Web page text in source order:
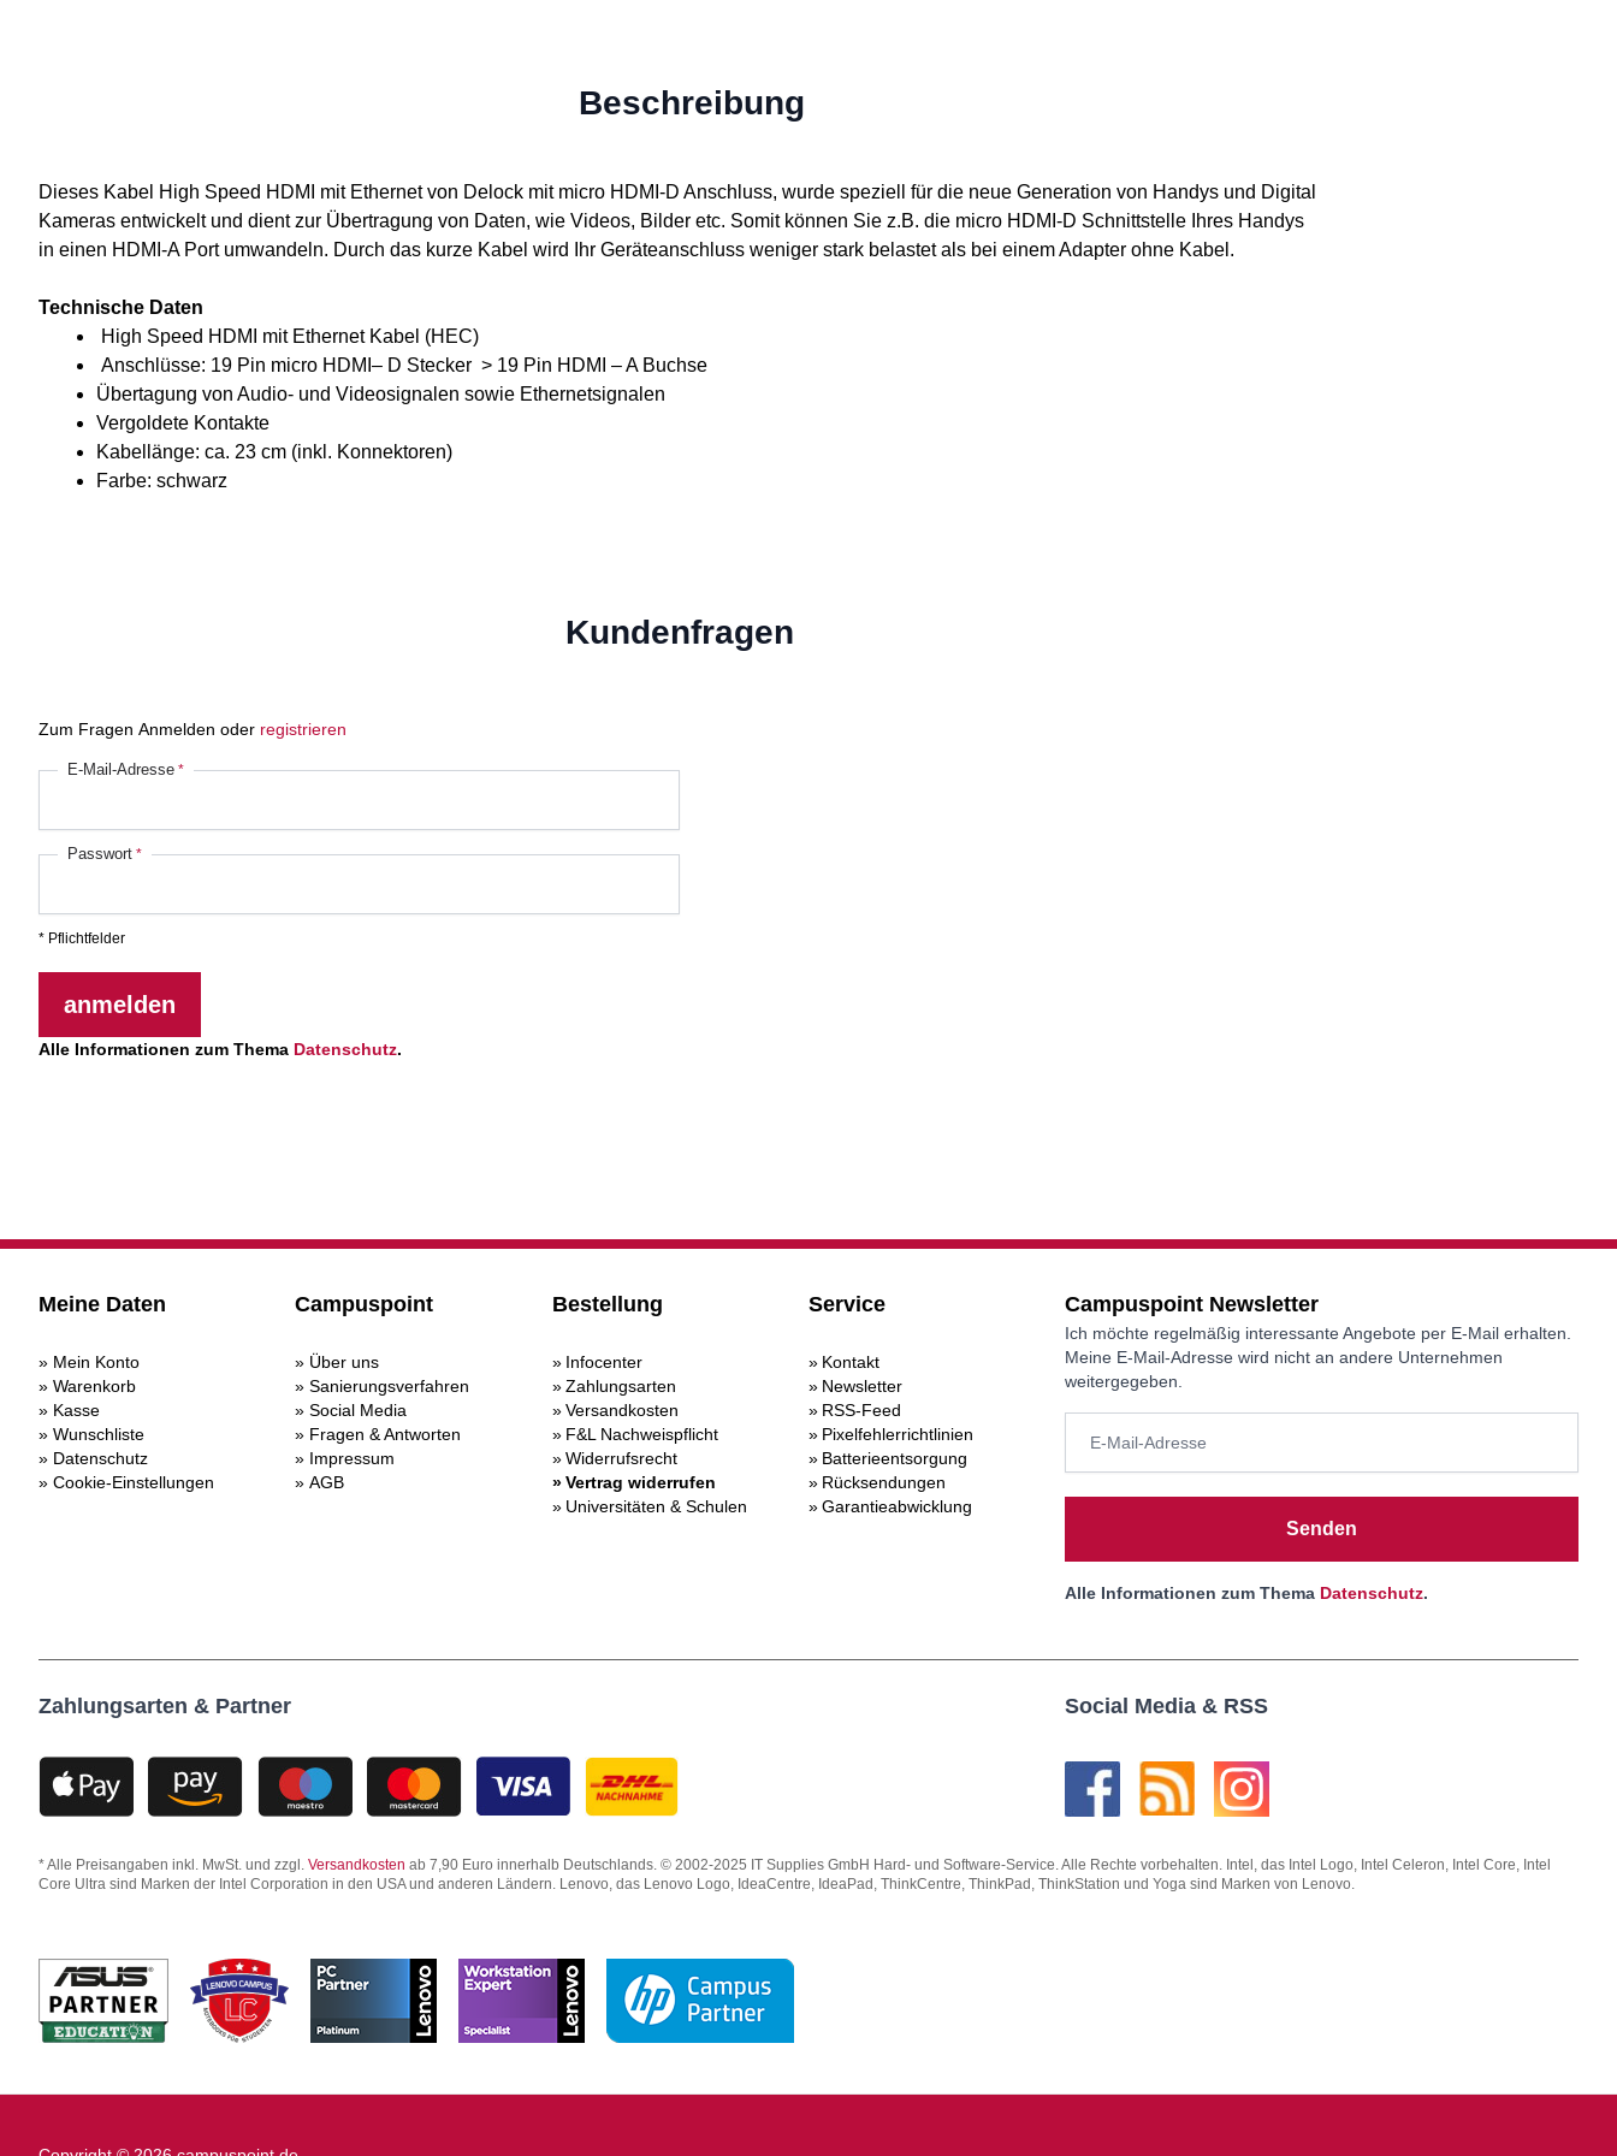
Beschreibung
Dieses Kabel High Speed HDMI mit Ethernet von Delock mit micro HDMI-D Anschluss, wurde speziell für die neue Generation von Handys und Digital
Kameras entwickelt und dient zur Übertragung von Daten, wie Videos, Bilder etc. Somit können Sie z.B. die micro HDMI-D Schnittstelle Ihres Handys
in einen HDMI-A Port umwandeln. Durch das kurze Kabel wird Ihr Geräteanschluss weniger stark belastet als bei einem Adapter ohne Kabel.
Technische Daten
High Speed HDMI mit Ethernet Kabel (HEC)
Anschlüsse: 19 Pin micro HDMI– D Stecker > 19 Pin HDMI – A Buchse
Übertagung von Audio- und Videosignalen sowie Ethernetsignalen
Vergoldete Kontakte
Kabellänge: ca. 23 cm (inkl. Konnektoren)
Farbe: schwarz
Kundenfragen
Zum Fragen Anmelden oder registrieren
E-Mail-Adresse
Passwort
* Pflichtfelder
anmelden
Alle Informationen zum Thema Datenschutz.
Meine Daten
Mein Konto
Warenkorb
Kasse
Wunschliste
Datenschutz
Cookie-Einstellungen
Campuspoint
Über uns
Sanierungsverfahren
Social Media
Fragen & Antworten
Impressum
AGB
Bestellung
Infocenter
Zahlungsarten
Versandkosten
F&L Nachweispflicht
Widerrufsrecht
Vertrag widerrufen
Universitäten & Schulen
Service
Kontakt
Newsletter
RSS-Feed
Pixelfehlerrichtlinien
Batterieentsorgung
Rücksendungen
Garantieabwicklung
Campuspoint Newsletter
Ich möchte regelmäßig interessante Angebote per E-Mail erhalten.
Meine E-Mail-Adresse wird nicht an andere Unternehmen
weitergegeben.
Senden
Alle Informationen zum Thema Datenschutz.
Zahlungsarten & Partner Social Media & RSS
* Alle Preisangaben inkl. MwSt. und zzgl. Versandkosten ab 7,90 Euro innerhalb Deutschlands. © 2002-2025 IT Supplies GmbH Hard- und Software-Service. Alle Rechte vorbehalten. Intel, das Intel Logo, Intel Celeron, Intel Core, Intel
Core Ultra sind Marken der Intel Corporation in den USA und anderen Ländern. Lenovo, das Lenovo Logo, IdeaCentre, IdeaPad, ThinkCentre, ThinkPad, ThinkStation und Yoga sind Marken von Lenovo.